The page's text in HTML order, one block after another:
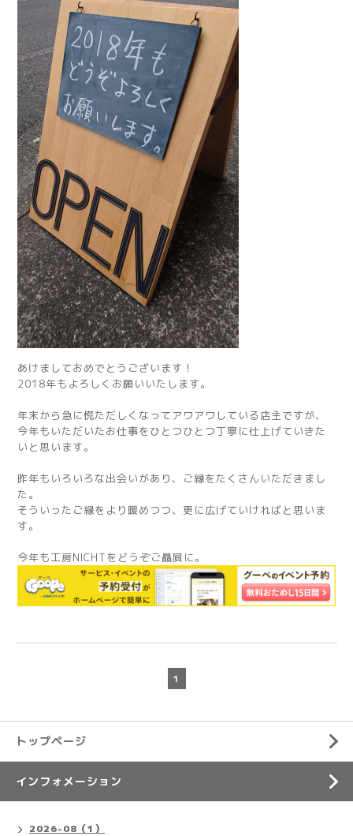
あけましておめでとうございます！
2018年もよろしくお願いいたします。
年末から急に慌ただしくなってアワアワしている店主ですが、
今年もいただいたお仕事をひとつひとつ丁寧に仕上げていきた
いと思います。
昨年もいろいろな出会いがあり、ご縁をたくさんいただきまし
た。
そういったご縁をより暖めつつ、更に広げていければと思いま
す。
今年も工房NICHTをどうぞご贔屓に。
1
トップページ
インフォメーション
2026-08（1）